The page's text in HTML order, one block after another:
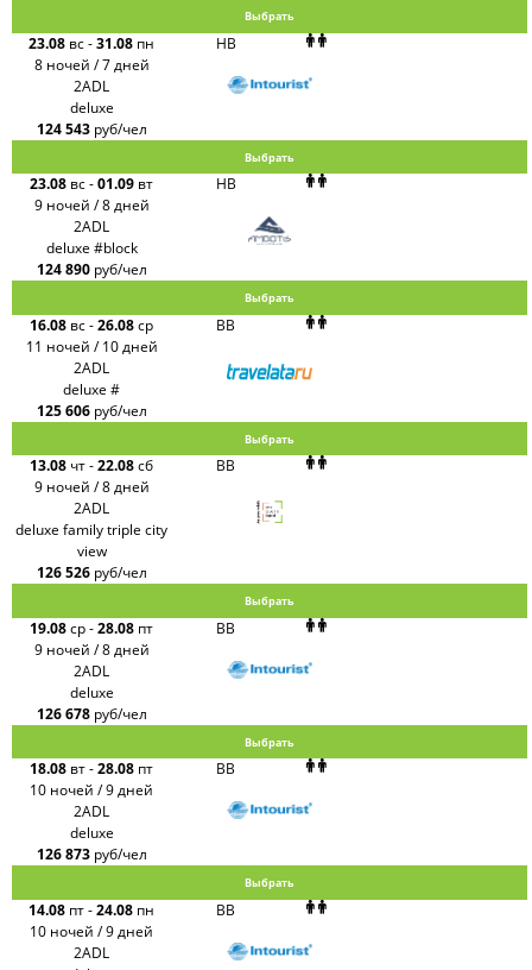
Выбрать
23.08 вс-31.08 пн
8 ночей / 7 дней
HB
2ADL
deluxe
124 543 руб/чел
Выбрать
23.08 вс-01.09 вт
9 ночей / 8 дней
HB
2ADL
deluxe #block
124 890 руб/чел
Выбрать
16.08 вс-26.08ср
11 ночей / 10 дней
BB
2ADL
deluxe #
125 606 руб/чел
Выбрать
13.08 чт-22.08сб
9 ночей / 8 дней
BB
2ADL
deluxe family triple city
view
126 526 руб/чел
Выбрать
19.08ср-28.08 пт
9 ночей / 8 дней
BB
2ADL
deluxe
126 678 руб/чел
Выбрать
18.08 вт-28.08 пт
10 ночей / 9 дней
BB
2ADL
deluxe
126 873 руб/чел
Выбрать
14.08 пт-24.08 пн
10 ночей / 9 дней
BB
2ADL